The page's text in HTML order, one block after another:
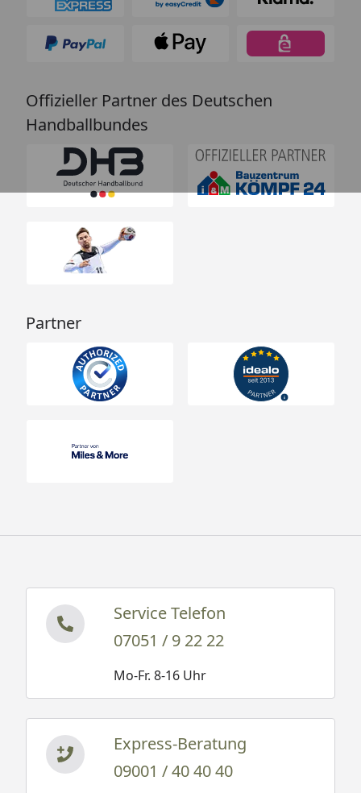
Offizieller Partner des Deutschen
Handballbundes
Partner
Service Telefon
07051 / 9 22 22
Mo-Fr. 8-16 Uhr
Express-Beratung
09001 / 40 40 40